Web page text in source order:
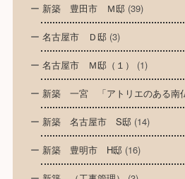
新築 豊田市 Ｍ邸(39)
名古屋市 Ｄ邸(3)
名古屋市 Ｍ邸（１） (1)
新築 一宮 「アトリエのある南
新築 名古屋市 S邸(14)
新築 豊明市 H邸(16)